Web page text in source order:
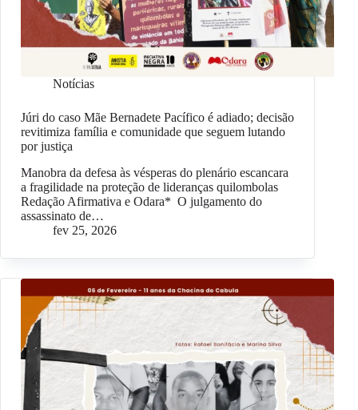
Notícias
Júri do caso Mãe Bernadete Pacífico é adiado; decisão
revitimiza família e comunidade que seguem lutando
por justiça
Manobra da defesa às vésperas do plenário escancara
a fragilidade na proteção de lideranças quilombolas
Redação Afirmativa e Odara* O julgamento do
assassinato de…
fev 25, 2026